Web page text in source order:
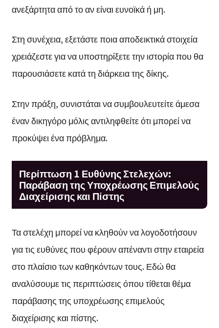
ανεξάρτητα από το αν είναι ευνοϊκά ή μη.
Στη συνέχεια, εξετάστε ποια αποδεικτικά στοιχεία
χρειάζεστε για να υποστηρίξετε την ιστορία που θα
παρουσιάσετε κατά τη διάρκεια της δίκης.
Στην πράξη, συνιστάται να συμβουλευτείτε άμεσα
έναν δικηγόρο μόλις αντιληφθείτε ότι μπορεί να
προκύψει ένα πρόβλημα.
Περίπτωση 1 Ευθύνης Στελεχών:
Παράβαση της Υποχρέωσης Επιμελούς
Διαχείρισης και Πίστης
Τα στελέχη μπορεί να κληθούν να λογοδοτήσουν
για τις ευθύνες που φέρουν απέναντι στην εταιρεία
στο πλαίσιο των καθηκόντων τους. Εδώ θα
αναλύσουμε τις περιπτώσεις όπου τίθεται θέμα
παράβασης της υποχρέωσης επιμελούς
διαχείρισης και πίστης.